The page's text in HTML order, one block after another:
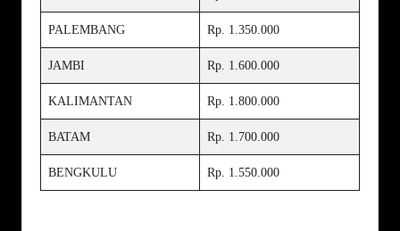
PALEMBANG Rp. 1.350.000
JAMBI Rp. 1.600.000
KALIMANTAN Rp. 1.800.000
BATAM Rp. 1.700.000
BENGKULU Rp. 1.550.000